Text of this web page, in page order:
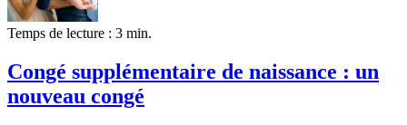
Temps de lecture : 3 min.
Congé supplémentaire de naissance : un
nouveau congé